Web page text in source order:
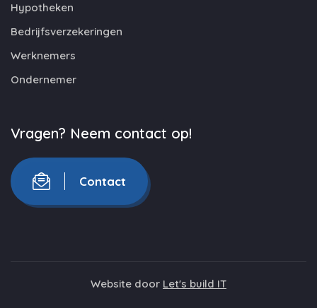
Hypotheken
Bedrijfsverzekeringen
Werknemers
Ondernemer
Vragen? Neem contact op!
Contact
Website door Let's build IT